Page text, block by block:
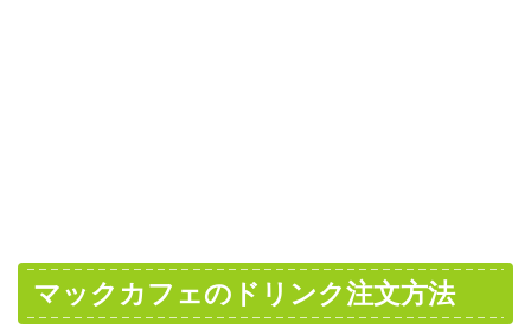
マックカフェのドリンク注文方法